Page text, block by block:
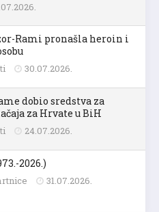
Rami pronašla heroin i
30.07.2026.
dobio sredstva za
za Hrvate u BiH
24.07.2026.
2026.)
31.07.2026.